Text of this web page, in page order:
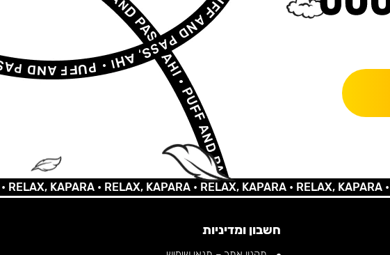
KAPARA •RELAX, KAPARA •RELAX, KAPARA •RELAX, KAPARA •
חשבון ומדיניות